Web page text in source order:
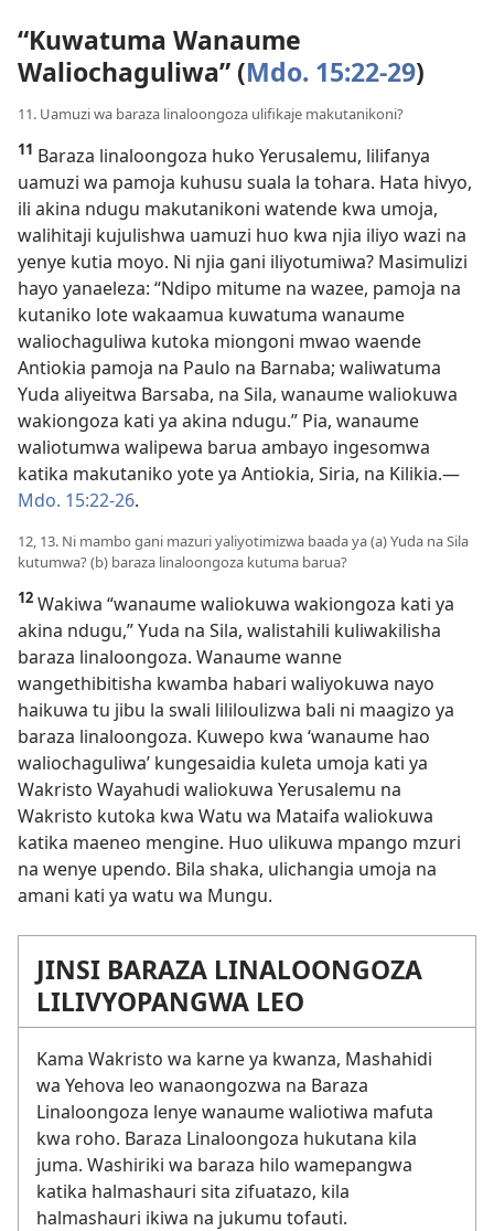
“Kuwatuma Wanaume
Waliochaguliwa” (Mdo. 15:22-29)
11. Uamuzi wa baraza linaloongoza ulifikaje makutanikoni?
11 Baraza linaloongoza huko Yerusalemu, lilifanya
uamuzi wa pamoja kuhusu suala la tohara. Hata hivyo,
ili akina ndugu makutanikoni watende kwa umoja,
walihitaji kujulishwa uamuzi huo kwa njia iliyo wazi na
yenye kutia moyo. Ni njia gani iliyotumiwa? Masimulizi
hayo yanaeleza: “Ndipo mitume na wazee, pamoja na
kutaniko lote wakaamua kuwatuma wanaume
waliochaguliwa kutoka miongoni mwao waende
Antiokia pamoja na Paulo na Barnaba; waliwatuma
Yuda aliyeitwa Barsaba, na Sila, wanaume waliokuwa
wakiongoza kati ya akina ndugu.” Pia, wanaume
waliotumwa walipewa barua ambayo ingesomwa
katika makutaniko yote ya Antiokia, Siria, na Kilikia.​—
Mdo. 15:22-26.
12, 13. Ni mambo gani mazuri yaliyotimizwa baada ya (a) Yuda na Sila
kutumwa? (b) baraza linaloongoza kutuma barua?
12 Wakiwa “wanaume waliokuwa wakiongoza kati ya
akina ndugu,” Yuda na Sila, walistahili kuliwakilisha
baraza linaloongoza. Wanaume wanne
wangethibitisha kwamba habari waliyokuwa nayo
haikuwa tu jibu la swali lililoulizwa bali ni maagizo ya
baraza linaloongoza. Kuwepo kwa ‘wanaume hao
waliochaguliwa’ kungesaidia kuleta umoja kati ya
Wakristo Wayahudi waliokuwa Yerusalemu na
Wakristo kutoka kwa Watu wa Mataifa waliokuwa
katika maeneo mengine. Huo ulikuwa mpango mzuri
na wenye upendo. Bila shaka, ulichangia umoja na
amani kati ya watu wa Mungu.
JINSI BARAZA LINALOONGOZA
LILIVYOPANGWA LEO
Kama Wakristo wa karne ya kwanza, Mashahidi
wa Yehova leo wanaongozwa na Baraza
Linaloongoza lenye wanaume waliotiwa mafuta
kwa roho. Baraza Linaloongoza hukutana kila
juma. Washiriki wa baraza hilo wamepangwa
katika halmashauri sita zifuatazo, kila
halmashauri ikiwa na jukumu tofauti.